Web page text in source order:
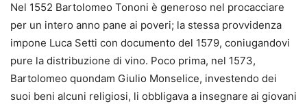
Nel 1552 Bartolomeo Tononi è generoso nel procacciare
per un intero anno pane ai poveri; la stessa provvidenza
impone Luca Setti con documento del 1579, coniugandovi
pure la distribuzione di vino. Poco prima, nel 1573,
Bartolomeo quondam Giulio Monselice, investendo dei
suoi beni alcuni religiosi, li obbligava a insegnare ai giovani